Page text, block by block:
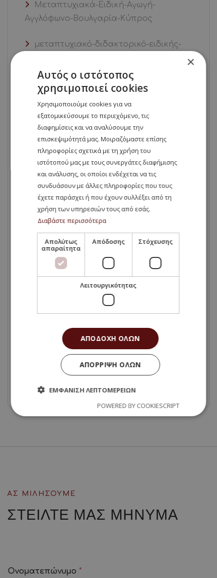
Μεταπτυχιακά-Ειδική-Αγωγή-
Αγγλόφωνο-Βουλγαρία-Κύπρος
μεταπτυχιακό-διδακτορικό-ειδικής-
σπουδές – στη – Βουλγαρία . σπουδές
στην – Ιταλία .σπουδές – στη – Ρουμανία
σπουδές – στη -Βουλγαρία
Σπουδές Εξωτερικό
σπουδές στο εξωτερικό
Σπουδές στο Εξωτερικό
σπουδές-στη -Βουλγαρία-ιατρική-
στη-Βουλγαρία
σπουδές-στη-Βουλγαρία-ιατρική-
σπουδές-στο-εξωτερικό-ιατρική-στο-
εξωτερικό
ψυχολογία -στο-εξωτερικό-στη-
ΑΣ ΜΙΛΗΣΟΥΜΕ
ΣΤΕΙΛΤΕ ΜΑΣ ΜΗΝΥΜΑ
Ονοματεπώνυμο *
×
Αυτός ο ιστότοπος
χρησιμοποιεί cookies
Χρησιμοποιούμε cookies για να
εξατομικεύσουμε το περιεχόμενο, τις
διαφημίσεις και να αναλύσουμε την
επισκεψιμότητά μας. Μοιραζόμαστε επίσης
πληροφορίες σχετικά με τη χρήση του
ιστότοπού μας με τους συνεργάτες διαφήμισης
και ανάλυσης, οι οποίοι ενδέχεται να τις
συνδυάσουν με άλλες πληροφορίες που τους
έχετε παράσχει ή που έχουν συλλέξει από τη
χρήση των υπηρεσιών τους από εσάς.
Διαβάστε περισσότερα
Απολύτως
απαραίτητα
Απόδοσης Στόχευσης
Λειτουργικότητας
ΑΠΟΔΟΧΉ ΌΛΩΝ
ΑΠΌΡΡΙΨΗ ΌΛΩΝ
ΕΜΦΆΝΙΣΗ ΛΕΠΤΟΜΕΡΕΙΏΝ
POWERED BY COOKIESCRIPT